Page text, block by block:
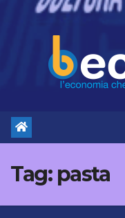
Tag: pasta